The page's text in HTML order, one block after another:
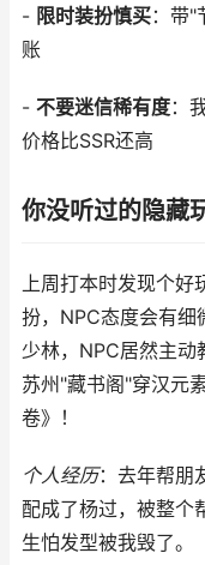
- 限时装扮慎买：带"
账
- 不要迷信稀有度：
价格比SSR还高
你没听过的隐藏
上周打本时发现个好
扮，NPC态度会有细
少林，NPC居然主
苏州"藏书阁"穿汉元
卷》！
个人经历：去年帮朋
配成了杨过，被整个
生怕发型被我毁了。